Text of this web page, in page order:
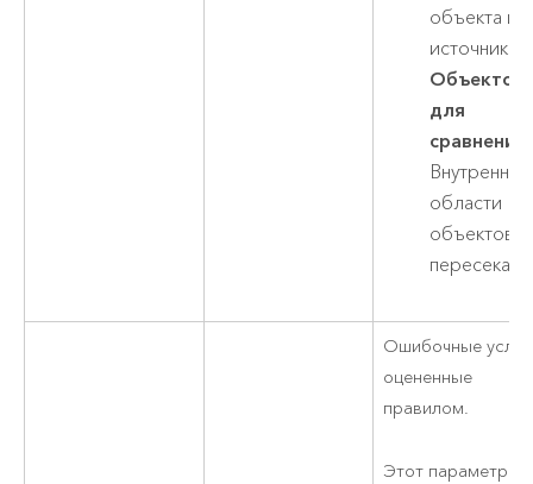
объекта из
источника
Объектов
для
сравнения
Внутренние
области
объектов
Ошибочные
оцененные
правилом.
Этот параметр